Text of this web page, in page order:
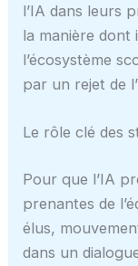
l’IA dans leurs
la manière dont
l’écosystème
par un rejet de
Le rôle clé des
Pour que l’IA
prenantes de
élus,
dans un